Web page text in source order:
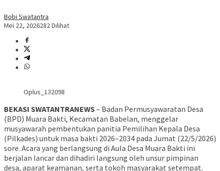
Bobi Swatantra
Mei 22, 2026282 Dilihat
Oplus_132098
BEKASI SWATANTRANEWS– Badan Permusyawaratan Desa
(BPD) Muara Bakti, Kecamatan Babelan, menggelar
musyawarah pembentukan panitia Pemilihan Kepala Desa
(Pilkades) untuk masa bakti 2026–2034 pada Jumat (22/5/2026)
sore. Acara yang berlangsung di Aula Desa Muara Bakti ini
berjalan lancar dan dihadiri langsung oleh unsur pimpinan
desa, aparat keamanan, serta tokoh masyarakat setempat.